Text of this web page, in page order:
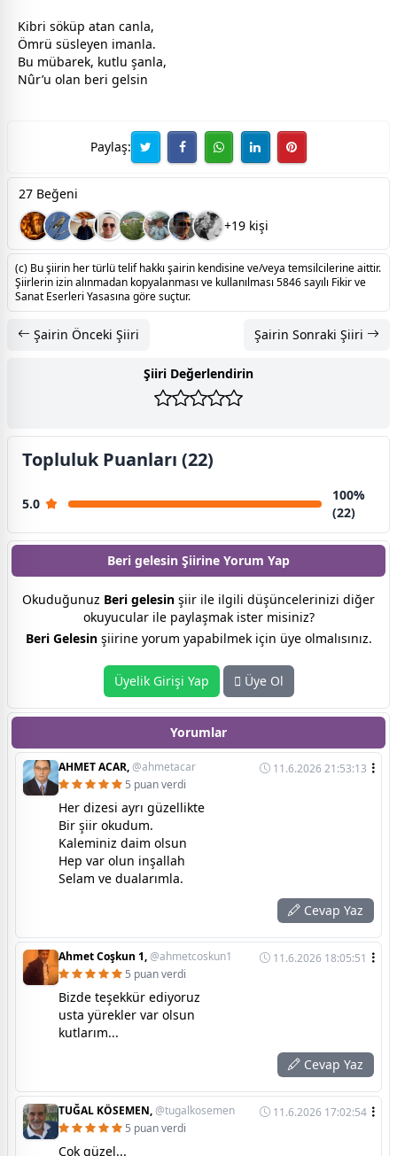
Kibri söküp atan canla,
Ömrü süsleyen imanla.
Bu mübarek, kutlu şanla,
Nûr’u olan beri gelsin
Paylaş:
27 Beğeni
+19 kişi
(c) Bu şiirin her türlü telif hakkı şairin kendisine ve/veya temsilcilerine aittir.
Şiirlerin izin alınmadan kopyalanması ve kullanılması 5846 sayılı Fikir ve
Sanat Eserleri Yasasına göre suçtur.
Şairin Önceki Şiiri Şairin Sonraki Şiiri
Şiiri Değerlendirin
Topluluk Puanları (22)
5.0
100%
(22)
Beri gelesin Şiirine Yorum Yap
Okuduğunuz Beri gelesin şiir ile ilgili düşüncelerinizi diğer
okuyucular ile paylaşmak ister misiniz?
Beri Gelesinşiirine yorum yapabilmek için üye olmalısınız.
Üyelik Girişi Yap Üye Ol
Yorumlar
AHMET ACAR,@ahmetacar
11.6.2026 21:53:13
5 puan verdi
Her dizesi ayrı güzellikte
Bir şiir okudum.
Kaleminiz daim olsun
Hep var olun inşallah
Selam ve dualarımla.
Cevap Yaz
Ahmet Coşkun 1,@ahmetcoskun1
11.6.2026 18:05:51
5 puan verdi
Bizde teşekkür ediyoruz
usta yürekler var olsun
kutlarım...
Cevap Yaz
TUĞAL KÖSEMEN,@tugalkosemen
11.6.2026 17:02:54
5 puan verdi
Çok güzel...